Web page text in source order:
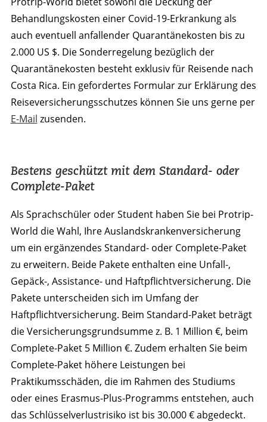
Behandlungskosten einer Covid-19-Erkrankung als
auch eventuell anfallender Quarantänekosten bis zu
2.000 US $. Die Sonderregelung bezüglich der
Quarantänekosten besteht exklusiv für Reisende nach
Costa Rica. Ein gefordertes Formular zur Erklärung des
Reiseversicherungsschutzes können Sie uns gerne per
E-Mail zusenden.
Bestens geschützt mit dem Standard- oder
Complete-Paket
Als Sprachschüler oder Student haben Sie bei Protrip-
World die Wahl, Ihre Auslandskrankenversicherung
um ein ergänzendes Standard- oder Complete-Paket
zu erweitern. Beide Pakete enthalten eine Unfall-,
Gepäck-, Assistance- und Haftpflichtversicherung. Die
Pakete unterscheiden sich im Umfang der
Haftpflichtversicherung. Beim Standard-Paket beträgt
die Versicherungsgrundsumme z. B. 1 Million €, beim
Complete-Paket 5 Million €. Zudem erhalten Sie beim
Complete-Paket höhere Leistungen bei
Praktikumsschäden, die im Rahmen des Studiums
oder eines Erasmus-Plus-Programms entstehen, auch
das Schlüsselverlustrisiko ist bis 30.000 € abgedeckt.